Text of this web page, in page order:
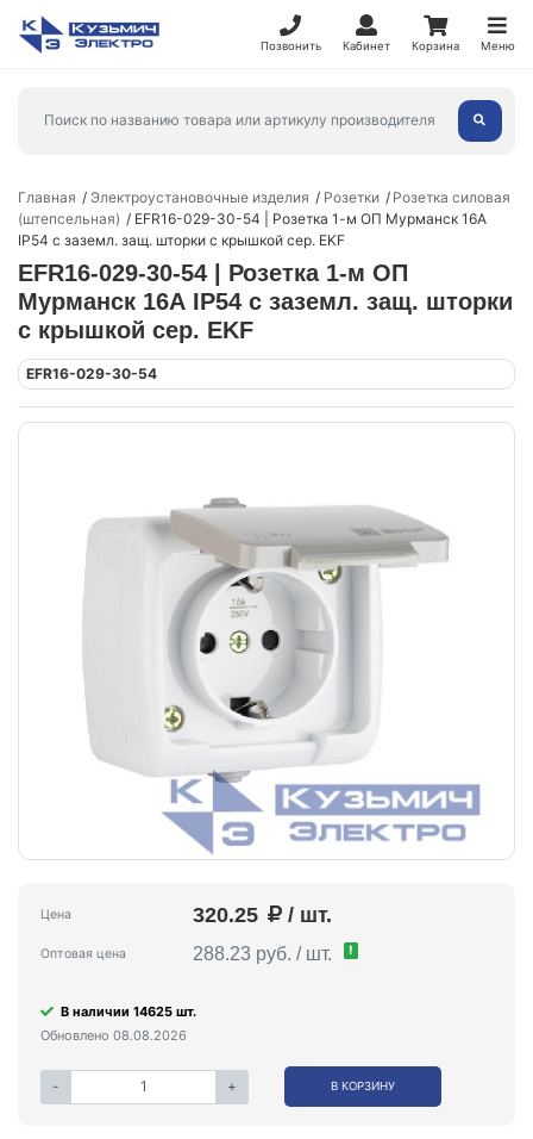
Позвонить Кабинет Корзина Меню
Главная Электроустановочные изделия Розетки
Розетка силовая
(штепсельная)
EFR16-029-30-54 | Розетка 1-м ОП Мурманск 16А
IP54 с заземл. защ. шторки с крышкой сер. EKF
EFR16-029-30-54 | Розетка 1-м ОП
Мурманск 16А IP54 с заземл. защ. шторки
с крышкой сер. EKF
EFR16-029-30-54
Цена 320.25 / шт.
Оптовая цена 288.23 руб. / шт. !
В наличии 14625 шт.
Обновлено 08.08.2026
- + В КОРЗИНУ